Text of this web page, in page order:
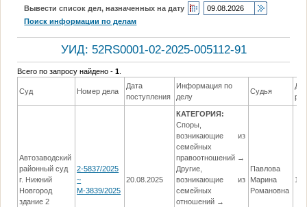
Вывести список дел, назначенных на дату
Поиск информации по делам
УИД: 52RS0001-02-2025-005112-91
Всего по запросу найдено -1
Суд Номер дела
Дата
поступления
Информация по
делу
Судья
Автозаводский
районный суд
г. Нижний
Новгород
здание 2
2-5837/2025
~
М-3839/2025
20.08.2025
КАТЕГОРИЯ:
Споры,
возникающие из
семейных
правоотношений →
Другие,
возникающие из
семейных
отношений →
Павлова
Марина
Романовна